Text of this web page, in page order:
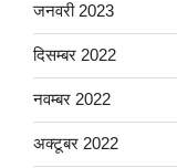
जनवरी 2023
दिसम्बर 2022
नवम्बर 2022
अक्टूबर 2022